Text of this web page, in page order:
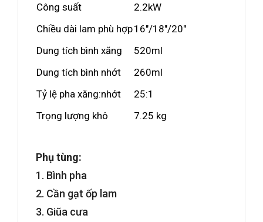
Công suất
2.2kW
Chiều dài lam phù hợp16"/18"/20"
Dung tích bình xăng
520ml
Dung tích bình nhớt
260ml
Tỷ lệ pha xăng:nhớt
25:1
Trọng lượng khô
7.25 kg
Phụ tùng:
1. Bình pha
2. Cần gạt ốp lam
3. Giũa cưa